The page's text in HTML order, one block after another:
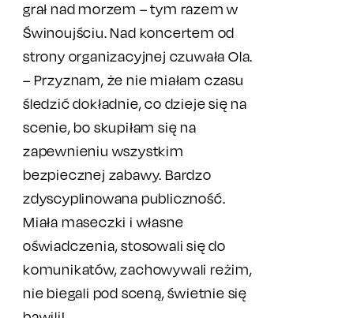
grał nad morzem – tym razem w
Świnoujściu. Nad koncertem od
strony organizacyjnej czuwała Ola.
– Przyznam, że nie miałam czasu
śledzić dokładnie, co dzieje się na
scenie, bo skupiłam się na
zapewnieniu wszystkim
bezpiecznej zabawy. Bardzo
zdyscyplinowana publiczność.
Miała maseczki i własne
oświadczenia, stosowali się do
komunikatów, zachowywali reżim,
nie biegali pod sceną, świetnie się